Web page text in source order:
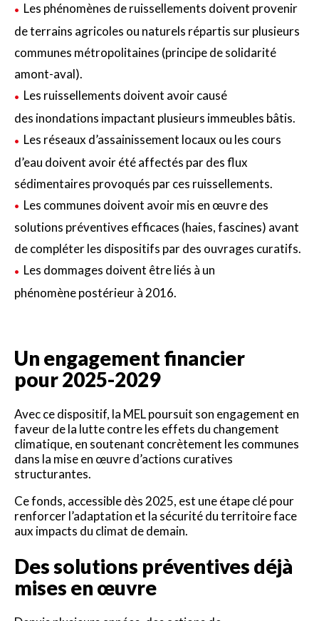
Les phénomènes de ruissellements doivent provenir
de terrains agricoles ou naturels répartis sur plusieurs
communes métropolitaines (principe de solidarité
amont-aval).
Les ruissellements doivent avoir causé
des inondations impactant plusieurs immeubles bâtis.
Les réseaux d’assainissement locaux ou les cours
d’eau doivent avoir été affectés par des flux
sédimentaires provoqués par ces ruissellements.
Les communes doivent avoir mis en œuvre des
solutions préventives efficaces (haies, fascines) avant
de compléter les dispositifs par des ouvrages curatifs.
Les dommages doivent être liés à un
phénomène postérieur à 2016.
Un engagement financier
pour 2025-2029
Avec ce dispositif, la MEL poursuit son engagement en
faveur de la lutte contre les effets du changement
climatique, en soutenant concrètement les communes
dans la mise en œuvre d’actions curatives
structurantes.
Ce fonds, accessible dès 2025, est une étape clé pour
renforcer l’adaptation et la sécurité du territoire face
aux impacts du climat de demain.
Des solutions préventives déjà
mises en œuvre